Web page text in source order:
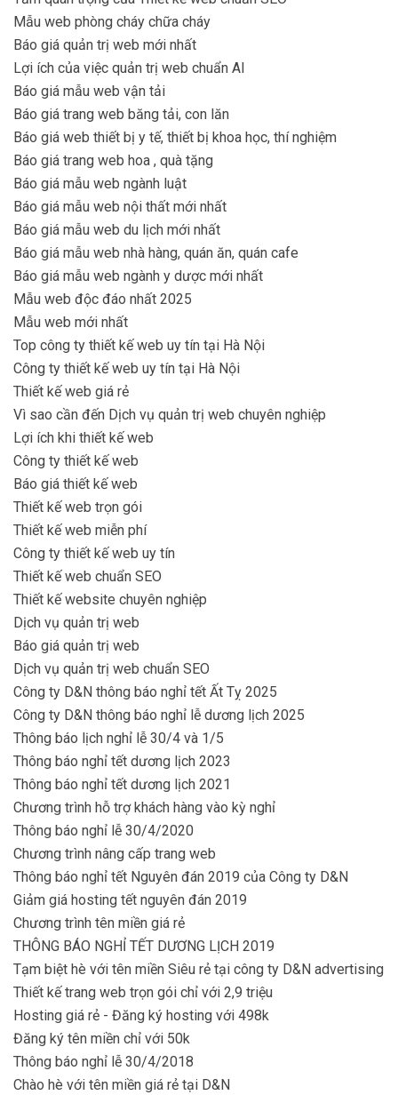
Mẫu web phòng cháy chữa cháy
Báo giá quản trị web mới nhất
Lợi ích của việc quản trị web chuẩn AI
Báo giá mẫu web vận tải
Báo giá trang web băng tải, con lăn
Báo giá web thiết bị y tế, thiết bị khoa học, thí nghiệm
Báo giá trang web hoa , quà tặng
Báo giá mẫu web ngành luật
Báo giá mẫu web nội thất mới nhất
Báo giá mẫu web du lịch mới nhất
Báo giá mẫu web nhà hàng, quán ăn, quán cafe
Báo giá mẫu web ngành y dược mới nhất
Mẫu web độc đáo nhất 2025
Mẫu web mới nhất
Top công ty thiết kế web uy tín tại Hà Nội
Công ty thiết kế web uy tín tại Hà Nội
Thiết kế web giá rẻ
Vì sao cần đến Dịch vụ quản trị web chuyên nghiệp
Lợi ích khi thiết kế web
Công ty thiết kế web
Báo giá thiết kế web
Thiết kế web trọn gói
Thiết kế web miễn phí
Công ty thiết kế web uy tín
Thiết kế web chuẩn SEO
Thiết kế website chuyên nghiệp
Dịch vụ quản trị web
Báo giá quản trị web
Dịch vụ quản trị web chuẩn SEO
Công ty D&N thông báo nghỉ tết Ất Tỵ 2025
Công ty D&N thông báo nghỉ lễ dương lịch 2025
Thông báo lịch nghỉ lễ 30/4 và 1/5
Thông báo nghỉ tết dương lịch 2023
Thông báo nghỉ tết dương lịch 2021
Chương trình hỗ trợ khách hàng vào kỳ nghỉ
Thông báo nghỉ lễ 30/4/2020
Chương trình nâng cấp trang web
Thông báo nghỉ tết Nguyên đán 2019 của Công ty D&N
Giảm giá hosting tết nguyên đán 2019
Chương trình tên miền giá rẻ
THÔNG BÁO NGHỈ TẾT DƯƠNG LỊCH 2019
Tạm biệt hè với tên miền Siêu rẻ tại công ty D&N advertising
Thiết kế trang web trọn gói chỉ với 2,9 triệu
Hosting giá rẻ - Đăng ký hosting với 498k
Đăng ký tên miền chỉ với 50k
Thông báo nghỉ lễ 30/4/2018
Chào hè với tên miền giá rẻ tại D&N